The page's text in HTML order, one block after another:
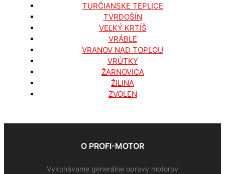
TURČIANSKE TEPLICE
TVRDOŠÍN
VEĽKÝ KRTÍŠ
VRÁBLE
VRANOV NAD TOPĽOU
VRÚTKY
ŽARNOVICA
ŽILINA
ZVOLEN
O PROFI-MOTOR
Vykonávame generálne opravy motorov